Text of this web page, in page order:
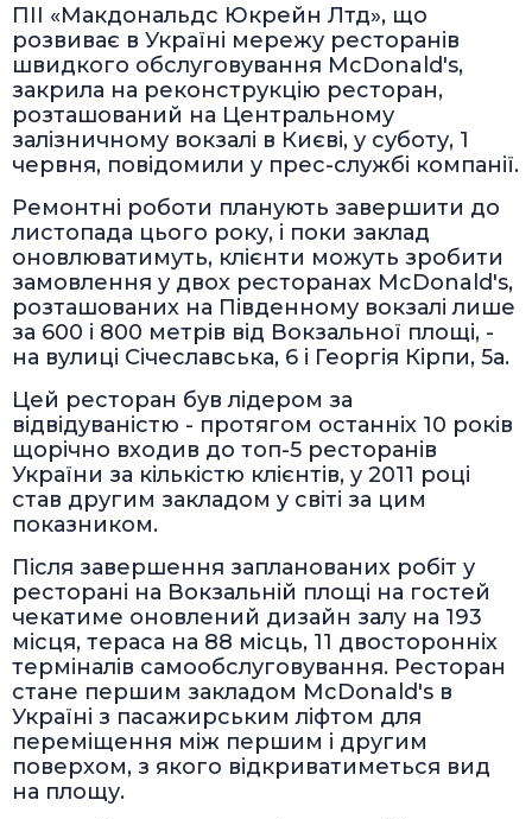
ПІІ «Макдональдс Юкрейн Лтд», що
розвиває в Україні мережу ресторанів
швидкого обслуговування McDonald's,
закрила на реконструкцію ресторан,
розташований на Центральному
залізничному вокзалі в Києві, у суботу, 1
червня, повідомили у прес-службі компанії.
Ремонтні роботи планують завершити до
листопада цього року, і поки заклад
оновлюватимуть, клієнти можуть зробити
замовлення у двох ресторанах McDonald's,
розташованих на Південному вокзалі лише
за 600 і 800 метрів від Вокзальної площі, -
на вулиці Січеславська, 6 і Георгія Кірпи, 5а.
Цей ресторан був лідером за
відвідуваністю - протягом останніх 10 років
щорічно входив до топ-5 ресторанів
України за кількістю клієнтів, у 2011 році
став другим закладом у світі за цим
показником.
Після завершення запланованих робіт у
ресторані на Вокзальній площі на гостей
чекатиме оновлений дизайн залу на 193
місця, тераса на 88 місць, 11 двосторонніх
терміналів самообслуговування. Ресторан
стане першим закладом McDonald's в
Україні з пасажирським ліфтом для
переміщення між першим і другим
поверхом, з якого відкриватиметься вид
на площу.